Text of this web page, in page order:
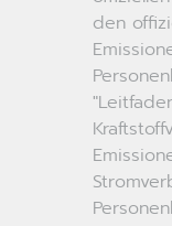
den